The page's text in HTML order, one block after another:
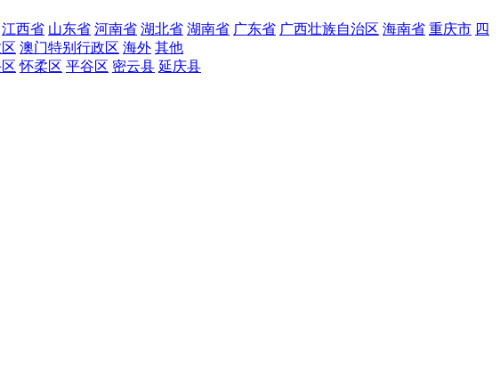
江西省 山东省 河南省 湖北省 湖南省 广东省 广西壮族自治区 海南省 重庆市 四
澳门特别行政区 海外 其他
怀柔区 平谷区 密云县 延庆县